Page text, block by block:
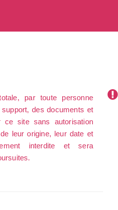
par toute personne
des documents et
ce site sans autorisation
leur origine, leur date et
interdite et sera